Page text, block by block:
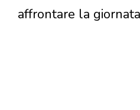
affrontare la